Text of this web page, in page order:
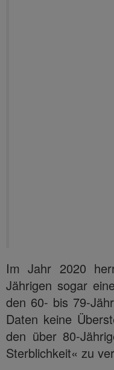
Im Jahr 2020
Jährigen sogar
den 60- bis 79-
Daten keine
den über 80-
Sterblichkeit« zu